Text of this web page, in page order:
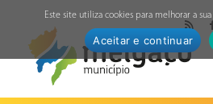
Este site utiliza cookies para melhorar a
Aceitar e continuar